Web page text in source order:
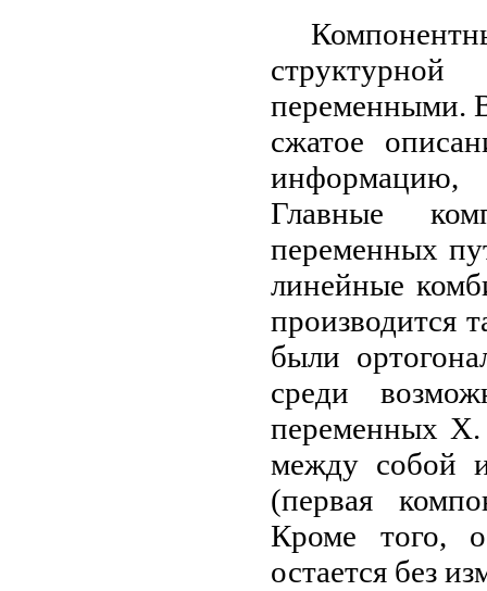
переменными. В
сжатое
Главные
переменных
линейные
производится
были
среди
переменных
между собой
(первая
Кроме того,
остается без